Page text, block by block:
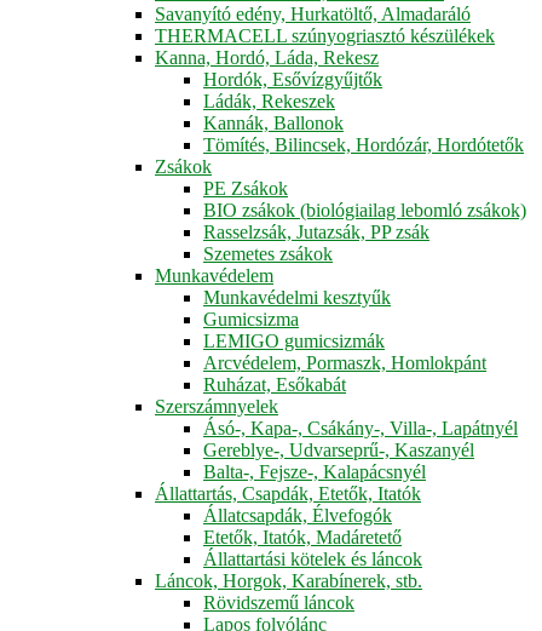
Savanyító edény, Hurkatöltő, Almadaráló
THERMACELL szúnyogriasztó készülékek
Kanna, Hordó, Láda, Rekesz
Hordók, Esővízgyűjtők
Ládák, Rekeszek
Kannák, Ballonok
Tömítés, Bilincsek, Hordózár, Hordótetők
Zsákok
PE Zsákok
BIO zsákok (biológiailag lebomló zsákok)
Rasselzsák, Jutazsák, PP zsák
Szemetes zsákok
Munkavédelem
Munkavédelmi kesztyűk
Gumicsizma
LEMIGO gumicsizmák
Arcvédelem, Pormaszk, Homlokpánt
Ruházat, Esőkabát
Szerszámnyelek
Ásó-, Kapa-, Csákány-, Villa-, Lapátnyél
Gereblye-, Udvarseprű-, Kaszanyél
Balta-, Fejsze-, Kalapácsnyél
Állattartás, Csapdák, Etetők, Itatók
Állatcsapdák, Élvefogók
Etetők, Itatók, Madáretető
Állattartási kötelek és láncok
Láncok, Horgok, Karabínerek, stb.
Rövidszemű láncok
Lapos folyólánc